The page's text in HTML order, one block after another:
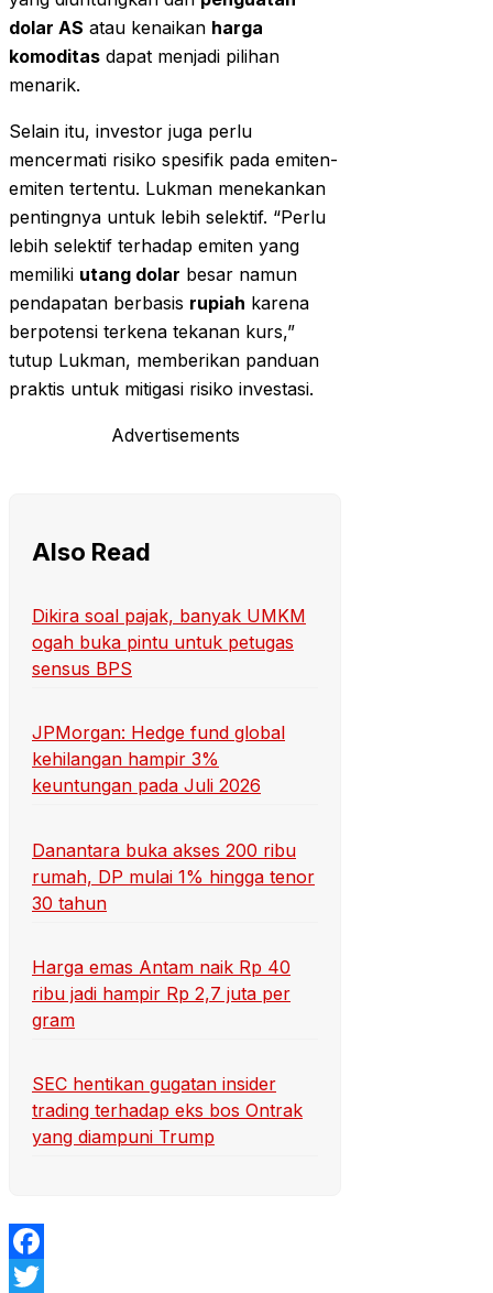
dolar AS atau kenaikan harga
komoditas dapat menjadi pilihan
menarik.
Selain itu, investor juga perlu
mencermati risiko spesifik pada emiten-
emiten tertentu. Lukman menekankan
pentingnya untuk lebih selektif. “Perlu
lebih selektif terhadap emiten yang
memiliki utang dolar besar namun
pendapatan berbasis rupiah karena
berpotensi terkena tekanan kurs,”
tutup Lukman, memberikan panduan
praktis untuk mitigasi risiko investasi.
Advertisements
Also Read
Dikira soal pajak, banyak UMKM
ogah buka pintu untuk petugas
sensus BPS
JPMorgan: Hedge fund global
kehilangan hampir 3%
keuntungan pada Juli 2026
Danantara buka akses 200 ribu
rumah, DP mulai 1% hingga tenor
30 tahun
Harga emas Antam naik Rp 40
ribu jadi hampir Rp 2,7 juta per
gram
SEC hentikan gugatan insider
trading terhadap eks bos Ontrak
yang diampuni Trump
Facebook